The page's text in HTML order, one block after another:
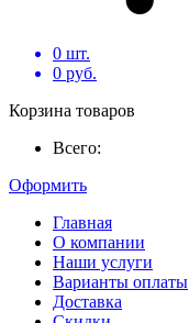
0 шт.
0 руб.
Корзина товаров
Всего:
Оформить
Главная
О компании
Наши услуги
Варианты оплаты
Доставка